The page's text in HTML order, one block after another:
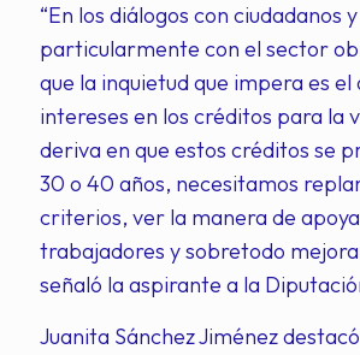
“En los diálogos con ciudadanos y
particularmente con el sector
que la inquietud que impera es
intereses en los créditos para la
deriva en que estos créditos se
30 o 40 años, necesitamos
criterios, ver la manera de
trabajadores y sobretodo
señaló la aspirante a la
Juanita Sánchez Jiménez